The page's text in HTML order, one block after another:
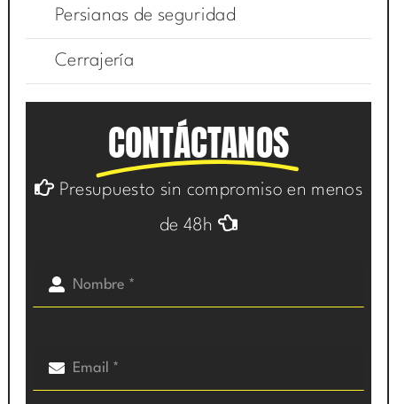
Persianas de seguridad
Cerrajería
CONTÁCTANOS
Presupuesto sin compromiso en menos
de 48h